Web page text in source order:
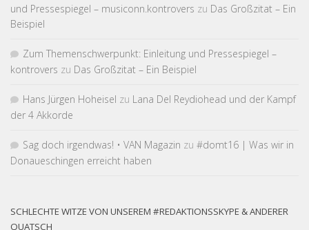
und Pressespiegel – musiconn.kontrovers zu Das Großzitat – Ein
Beispiel
Zum Themen­schwer­punkt: Einleitung und Pressespiegel –
kontrovers zu Das Großzitat – Ein Beispiel
Hans Jürgen Hoheisel zu Lana Del Reydiohead und der Kampf
der 4 Akkorde
Sag doch irgendwas! • VAN Magazin zu #domt16 | Was wir in
Donaueschingen erreicht haben
SCHLECHTE WITZE VON UNSEREM #REDAKTIONSSKYPE & ANDERER
QUATSCH